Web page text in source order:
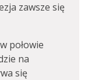
zawsze się
połowie
na
się